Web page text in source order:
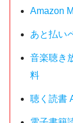
Amazon
あと払い
音楽聴き
料
聴く読書